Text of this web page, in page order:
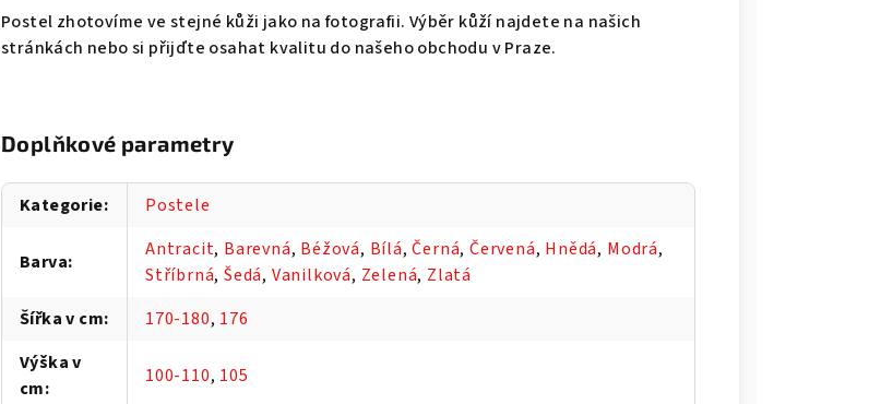
Postel zhotovíme ve stejné kůži jako na fotografii. Výběr kůží najdete na našich
stránkách nebo si přijďte osahat kvalitu do našeho obchodu v Praze.
Doplňkové parametry
Kategorie: Postele
Barva:
Antracit, Barevná, Béžová, Bílá,Černá,Červená, Hnědá, Modrá,
Stříbrná,Šedá, Vanilková, Zelená, Zlatá
Šířka v cm: 170-180, 176
Výška v
cm:
100-110, 105